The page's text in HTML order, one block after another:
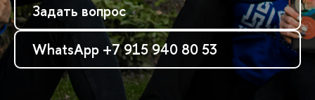
Задать вопрос
WhatsApp +7 915 940 80 53